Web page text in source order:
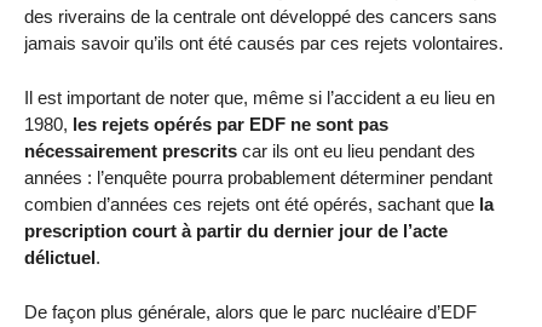
des riverains de la centrale ont développé des cancers sans
jamais savoir qu’ils ont été causés par ces rejets volontaires.
Il est important de noter que, même si l’accident a eu lieu en
1980, les rejets opérés par EDF ne sont pas
nécessairement prescrits car ils ont eu lieu pendant des
années : l’enquête pourra probablement déterminer pendant
combien d’années ces rejets ont été opérés, sachant que la
prescription court à partir du dernier jour de l’acte
délictuel.
De façon plus générale, alors que le parc nucléaire d’EDF